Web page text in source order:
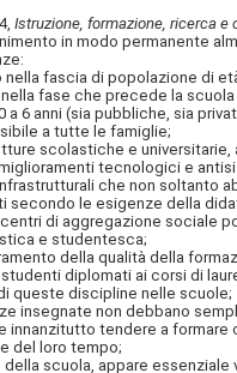
Istruzione, formazione, ricerca e
in modo permanente
fascia di popolazione di
fase che precede la
a 6 anni (sia pubbliche, sia
a tutte le famiglie;
scolastiche e universitarie,
tecnologici e
che non soltanto
secondo le esigenze della
di aggregazione sociale
e studentesca;
della qualità della
diplomati ai corsi di
queste discipline nelle scuole;
non debbano
innanzitutto tendere a
del loro tempo;
scuola, appare